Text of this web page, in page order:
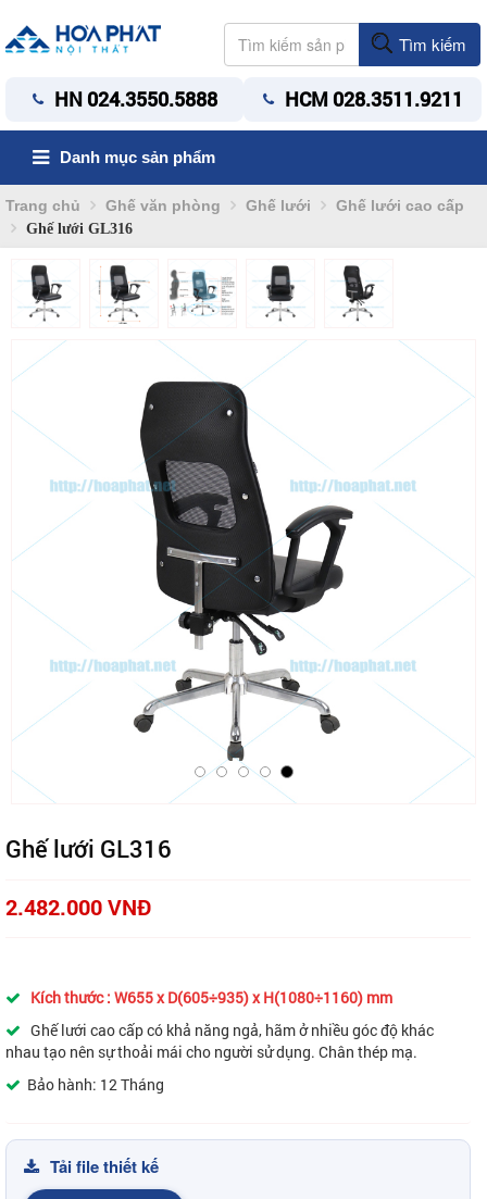
Tìm kiếm
HN 024.3550.5888 HCM 028.3511.9211
Danh mục sản phẩm
Trang chủ Ghế văn phòng Ghế lưới Ghế lưới cao cấp
Ghế lưới GL316
Ghế lưới GL316
2.482.000 VNĐ
Kích thước : W655 x D(605÷935) x H(1080÷1160) mm
Ghế lưới cao cấp có khả năng ngả, hãm ở nhiều góc độ khác
nhau tạo nên sự thoải mái cho người sử dụng. Chân thép mạ.
Bảo hành: 12 Tháng
Tải file thiết kế